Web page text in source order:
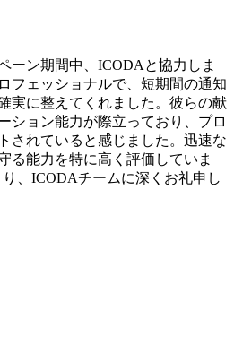
ーン期間中、ICODAと協力しま
フェッショナルで、短期間の通知
実に整えてくれました。彼らの献
ション能力が際立っており、プロ
されていると感じました。迅速な
る能力を特に高く評価していま
、ICODAチームに深くお礼申し